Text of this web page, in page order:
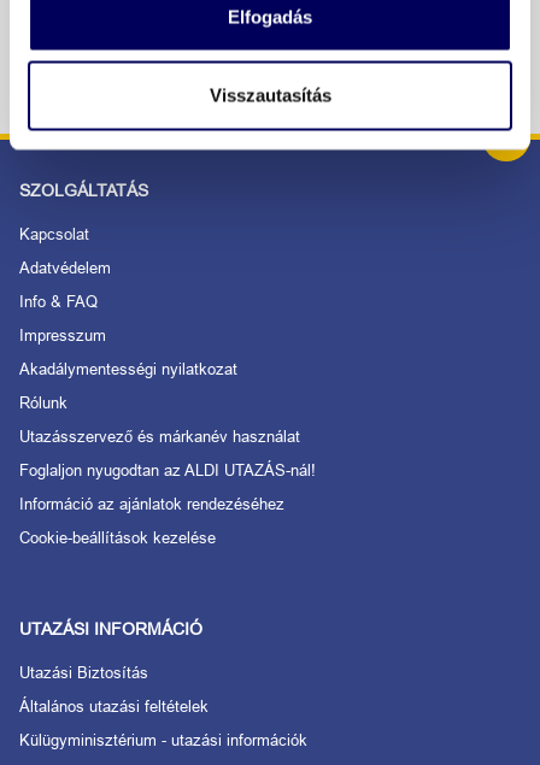
Elfogadás
Visszautasítás
SZOLGÁLTATÁS
Kapcsolat
Adatvédelem
Info & FAQ
Impresszum
Akadálymentességi nyilatkozat
Rólunk
Utazásszervező és márkanév használat
Foglaljon nyugodtan az ALDI UTAZÁS-nál!
Információ az ajánlatok rendezéséhez
Cookie-beállítások kezelése
UTAZÁSI INFORMÁCIÓ
Utazási Biztosítás
Általános utazási feltételek
Külügyminisztérium - utazási információk